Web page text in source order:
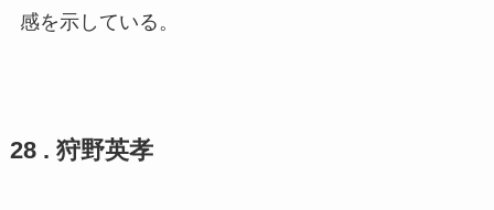
感を示している。
28 . 狩野英孝